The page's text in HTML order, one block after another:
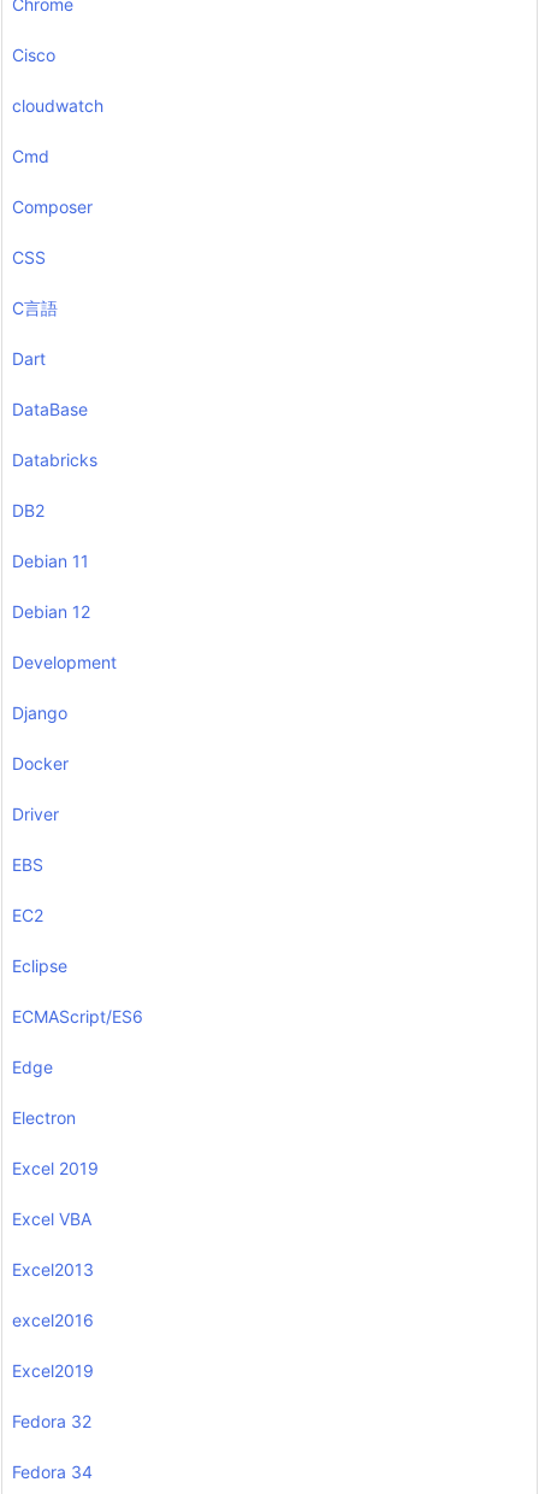
Chrome
Cisco
cloudwatch
Cmd
Composer
CSS
C言語
Dart
DataBase
Databricks
DB2
Debian 11
Debian 12
Development
Django
Docker
Driver
EBS
EC2
Eclipse
ECMAScript/ES6
Edge
Electron
Excel 2019
Excel VBA
Excel2013
excel2016
Excel2019
Fedora 32
Fedora 34